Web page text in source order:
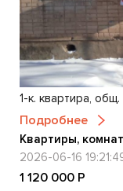
1-к. квартира,
Подробнее
Квартиры,
2026-06-16
1 120 000 Р